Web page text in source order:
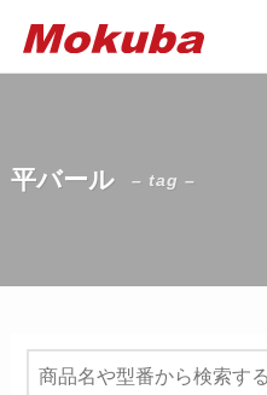
平バール – tag –